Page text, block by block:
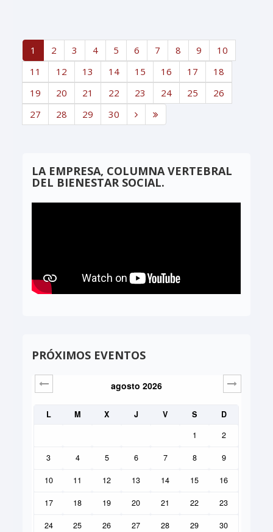
1 2 3 4 5 6 7 8 9
10
11
12 13 14 15 16 17
18
19
20 21 22 23 24 25
26
27
28 29 30
LA EMPRESA, COLUMNA VERTEBRAL
DEL BIENESTAR SOCIAL.
PRÓXIMOS EVENTOS
agosto 2026
L M X J V S
D
1
2
3 4 5 6 7 8 9
10 11 12 13 14 15 16
17 18 19 20 21 22 23
24 25 26 27 28 29 30